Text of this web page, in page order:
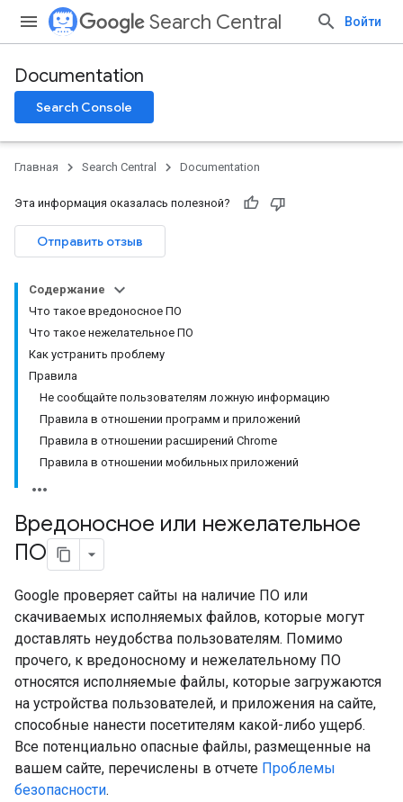
Search Central Войти
Documentation
Search Console
Главная Search Central Documentation
Эта информация оказалась полезной?
Отправить отзыв
Содержание
Что такое вредоносное ПО
Что такое нежелательное ПО
Как устранить проблему
Правила
Не сообщайте пользователям ложную информацию
Правила в отношении программ и приложений
Правила в отношении расширений Chrome
Правила в отношении мобильных приложений
Вредоносное или нежелательное
ПО
Google проверяет сайты на наличие ПО или
скачиваемых исполняемых файлов, которые могут
доставлять неудобства пользователям. Помимо
прочего, к вредоносному и нежелательному ПО
относятся исполняемые файлы, которые загружаются
на устройства пользователей, и приложения на сайте,
способные нанести посетителям какой-либо ущерб.
Все потенциально опасные файлы, размещенные на
вашем сайте, перечислены в отчете Проблемы
безопасности.